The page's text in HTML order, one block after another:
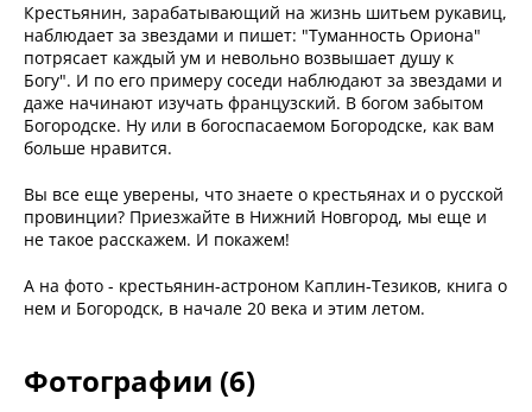
Крестьянин, зарабатывающий на жизнь шитьем рукавиц,
наблюдает за звездами и пишет: "Туманность Ориона"
потрясает каждый ум и невольно возвышает душу к
Богу". И по его примеру соседи наблюдают за звездами и
даже начинают изучать французский. В богом забытом
Богородске. Ну или в богоспасаемом Богородске, как вам
больше нравится.
Вы все еще уверены, что знаете о крестьянах и о русской
провинции? Приезжайте в Нижний Новгород, мы еще и
не такое расскажем. И покажем!
А на фото - крестьянин-астроном Каплин-Тезиков, книга о
нем и Богородск, в начале 20 века и этим летом.
Фотографии (6)